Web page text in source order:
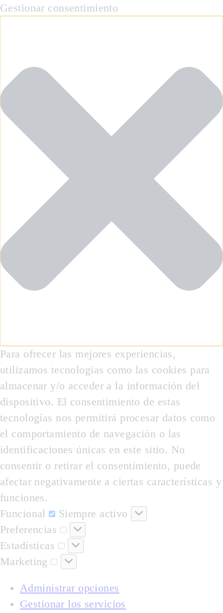
Gestionar consentimiento
Para ofrecer las mejores experiencias,
utilizamos tecnologías como las cookies para
almacenar y/o acceder a la información del
dispositivo. El consentimiento de estas
tecnologías nos permitirá procesar datos como
el comportamiento de navegación o las
identificaciones únicas en este sitio. No
consentir o retirar el consentimiento, puede
afectar negativamente a ciertas características y
funciones.
Funcional
Funcional
Siempre activo
Preferencias
Preferencias
Estadísticas
Estadísticas
Marketing
Marketing
Administrar opciones
Gestionar los servicios